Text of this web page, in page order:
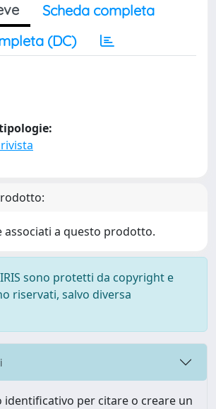
Scheda completa
(DC)
associati a questo prodotto.
sono protetti da copyright e
riservati, salvo diversa
identificativo per citare o creare un